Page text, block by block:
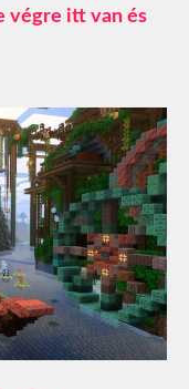
végre itt van és